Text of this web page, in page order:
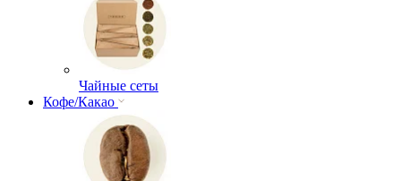
Чайные сеты
Кофе/Какао